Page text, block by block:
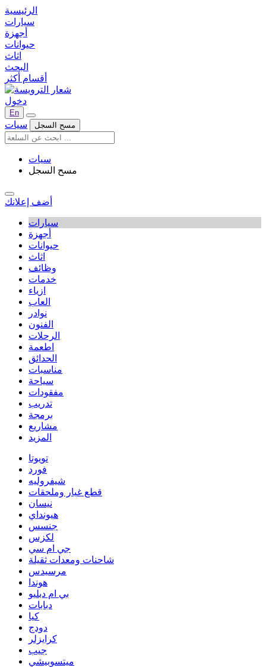
الرئيسية
سيارات
أجهزة
حيوانات
اثاث
البحث
أقسام أكثر
دخول
En
سيات مسح السجل
سيات
مسح السجل
أضف إعلانك
سيارات
أجهزة
حيوانات
اثاث
وظائف
خدمات
ازياء
العاب
نوادر
الفنون
الرحلات
اطعمة
الحدائق
مناسبات
سياحة
مفقودات
تدريب
برمجة
مشاريع
المزيد
تويوتا
فورد
شيفروليه
قطع غيار وملحقات
نيسان
هيونداي
جنسس
لكزس
جي ام سي
شاحنات ومعدات ثقيلة
مرسيدس
هوندا
بي ام دبليو
دبابات
كيا
دودج
كرايزلر
جيب
ميتسوبيشي